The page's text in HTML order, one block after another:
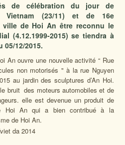
de célébration du jour de
Vietnam (23/11) et de 16e
de Hoi An être reconnu le
(4.12.1999-2015) se tiendra à
05/12/2015.
An ouvre une nouvelle activité “ Rue
non motorisés " à la rue Nguyen
au jardin des sculptures d’An Hoi.
bruit des moteurs automobiles et de
elle est devenue un produit de
Hoi An qui a bien contribué à la
de Hoi An.